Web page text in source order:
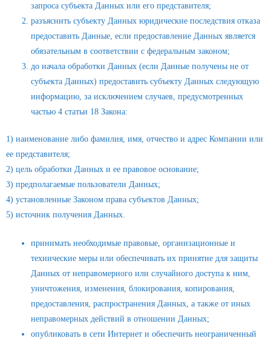
запроса субъекта Данных или его представителя;
разъяснить субъекту Данных юридические последствия отказа
предоставить Данные, если предоставление Данных является
обязательным в соответствии с федеральным законом;
до начала обработки Данных (если Данные получены не от
субъекта Данных) предоставить субъекту Данных следующую
информацию, за исключением случаев, предусмотренных
частью 4 статьи 18 Закона:
1) наименование либо фамилия, имя, отчество и адрес Компании или
ее представителя;
2) цель обработки Данных и ее правовое основание;
3) предполагаемые пользователи Данных;
4) установленные Законом права субъектов Данных;
5) источник получения Данных.
принимать необходимые правовые, организационные и
технические меры или обеспечивать их принятие для защиты
Данных от неправомерного или случайного доступа к ним,
уничтожения, изменения, блокирования, копирования,
предоставления, распространения Данных, а также от иных
неправомерных действий в отношении Данных;
опубликовать в сети Интернет и обеспечить неограниченный